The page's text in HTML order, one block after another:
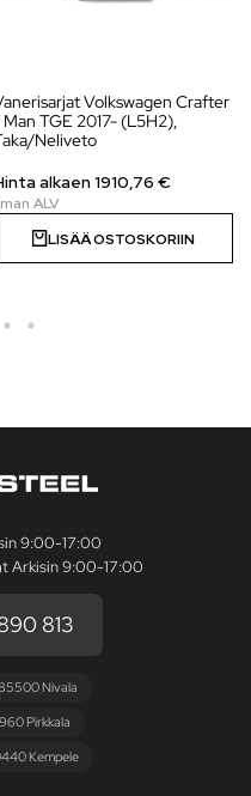
Volkswagen Crafter
TGE 2017- (L5H2),
Neliveto
alkaen1910,76 €
LISÄÄ OSTOSKORIIN
9:00-17:00
Arkisin 9:00-17:00
813
Nivala
Pirkkala
Kempele